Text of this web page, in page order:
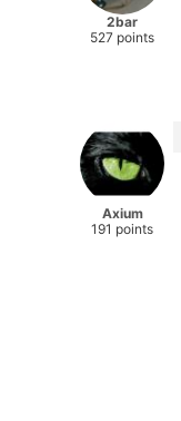
2bar
527 points
Axium
191 points